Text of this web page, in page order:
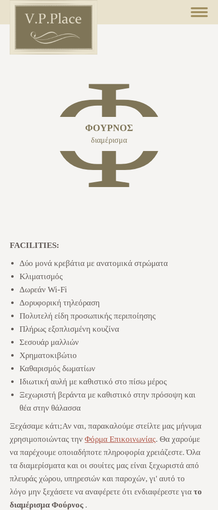
Φ
ΦΟΎΡΝΟΣ
διαμέρισμα
FACILITIES:
Δύο μονά κρεβάτια με ανατομικά στρώματα
Κλιματισμός
Δωρεάν Wi-Fi
Δορυφορική τηλεόραση
Πολυτελή είδη προσωπικής περιποίησης
Πλήρως εξοπλισμένη κουζίνα
Σεσουάρ μαλλιών
Χρηματοκιβώτιο
Καθαρισμός δωματίων
Ιδιωτική αυλή με καθιστικό στο πίσω μέρος
Ξεχωριστή βεράντα με καθιστικό στην πρόσοψη και
θέα στην θάλασσα
Ξεχάσαμε κάτι;Αν ναι, παρακαλούμε στείλτε μας μήνυμα
χρησιμοποιώντας την Φόρμα Επικοινωνίας. Θα χαρούμε
να παρέχουμε οποιαδήποτε πληροφορία χρειάζεστε. Όλα
τα διαμερίσματα και οι σουίτες μας είναι ξεχωριστά από
πλευράς χώρου, υπηρεσιών και παροχών, γι' αυτό το
λόγο μην ξεχάσετε να αναφέρετε ότι ενδιαφέρεστε για το
διαμέρισμα Φούρνος .